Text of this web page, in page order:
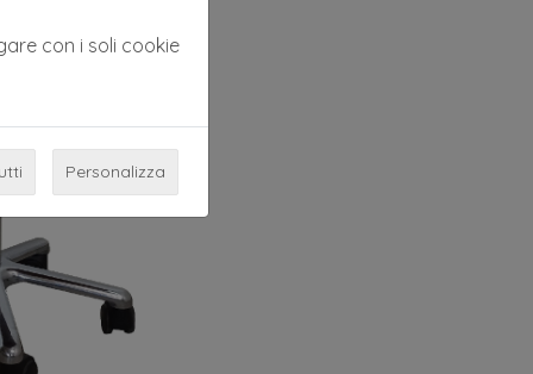
con i soli cookie
Personalizza